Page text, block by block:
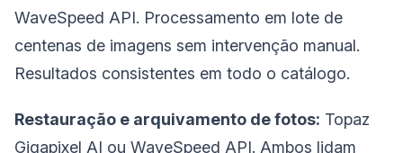
WaveSpeed API. Processamento em lote de
centenas de imagens sem intervenção manual.
Resultados consistentes em todo o catálogo.
Restauração e arquivamento de fotos: Topaz
Gigapixel AI ou WaveSpeed API. Ambos lidam